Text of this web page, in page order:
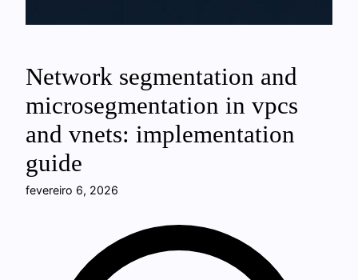
Network segmentation and
microsegmentation in vpcs
and vnets: implementation
guide
fevereiro 6, 2026